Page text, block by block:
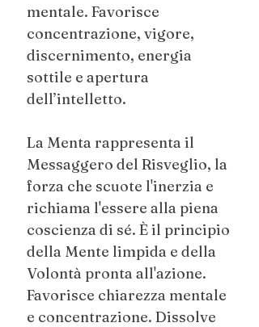
mentale. Favorisce
concentrazione, vigore,
discernimento, energia
sottile e apertura
dell’intelletto.
La Menta rappresenta il
Messaggero del Risveglio, la
forza che scuote l'inerzia e
richiama l'essere alla piena
coscienza di sé. È il principio
della Mente limpida e della
Volontà pronta all'azione.
Favorisce chiarezza mentale
e concentrazione. Dissolve